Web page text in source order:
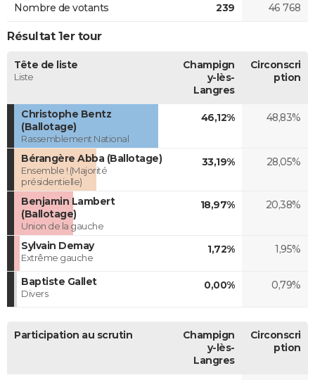
Nombre de votants 239 46 768
Résultat 1er tour
Tête de liste
Liste
Champign
y-lès-
Langres
Circonscri
ption
Christophe Bentz
(Ballotage)
Rassemblement National
46,12% 48,83%
Bérangère Abba (Ballotage)
Ensemble ! (Majorité
présidentielle)
33,19% 28,05%
Benjamin Lambert
(Ballotage)
Union de la gauche
18,97% 20,38%
Sylvain Demay
Extrême gauche
1,72% 1,95%
Baptiste Gallet
Divers
0,00% 0,79%
Participation au scrutin
Champign
y-lès-
Langres
Circonscri
ption